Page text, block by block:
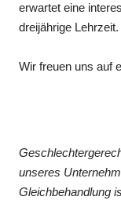
erwartet eine
dreijährige Lehrzeit.
Wir freuen uns auf
unseres
Gleichbehandlung